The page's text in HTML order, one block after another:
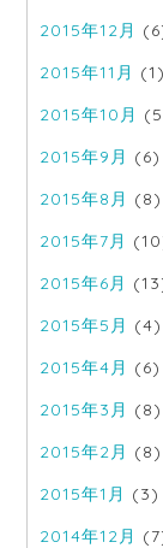
2015年12月
2015年11月 (1)
2015年10月
2015年9月 (6)
2015年8月 (8)
2015年7月
2015年6月
2015年5月 (4)
2015年4月 (6)
2015年3月 (8)
2015年2月 (8)
2015年1月 (3)
2014年12月